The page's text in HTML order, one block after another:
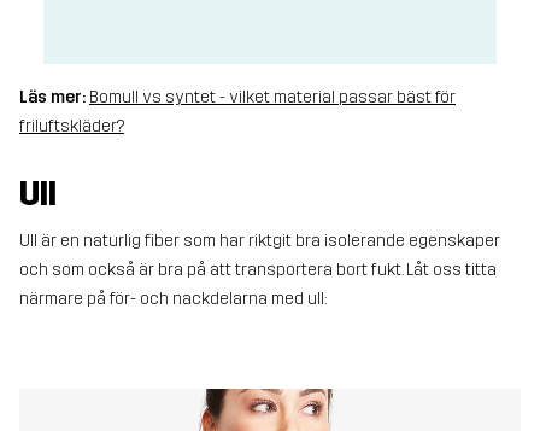
Läs mer: Bomull vs syntet - vilket material passar bäst för
friluftskläder?
Ull
Ull är en naturlig fiber som har riktgit bra isolerande egenskaper
och som också är bra på att transportera bort fukt. Låt oss titta
närmare på för- och nackdelarna med ull: